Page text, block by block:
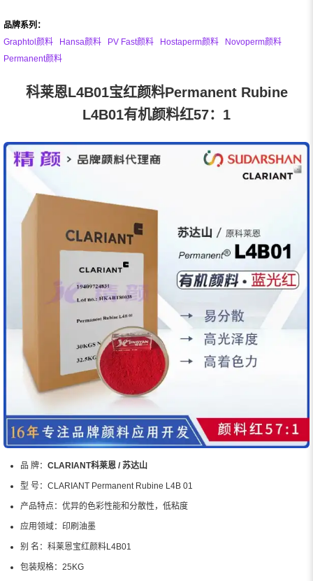
品牌系列：
Graphtol颜料
Hansa颜料 PV Fast颜料 Hostaperm颜料
Novoperm颜料
Permanent颜料
科莱恩L4B01宝红颜料Permanent Rubine
L4B01有机颜料红57：1
品 牌： CLARIANT科莱恩 / 苏达山
型 号： CLARIANT Permanent Rubine L4B 01
产品特点： 优异的色彩性能和分散性，低粘度
应用领域： 印刷油墨
别 名： 科莱恩宝红颜料L4B01
包装规格： 25KG